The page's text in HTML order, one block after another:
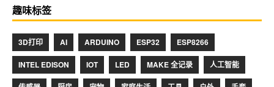
趣味标签
3D打印 AI ARDUINO ESP32 ESP8266
INTEL EDISON IOT LED MAKE 全记录 人工智能